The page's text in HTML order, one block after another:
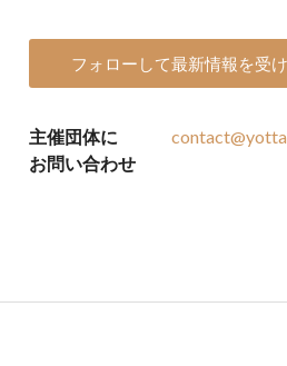
フォローして最新情報を受
主催団体に
お問い合わせ